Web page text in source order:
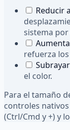
Reducir
sistema
refuerza
el color.
Para el tamaño
controles
(Ctrl/Cmd y +) y